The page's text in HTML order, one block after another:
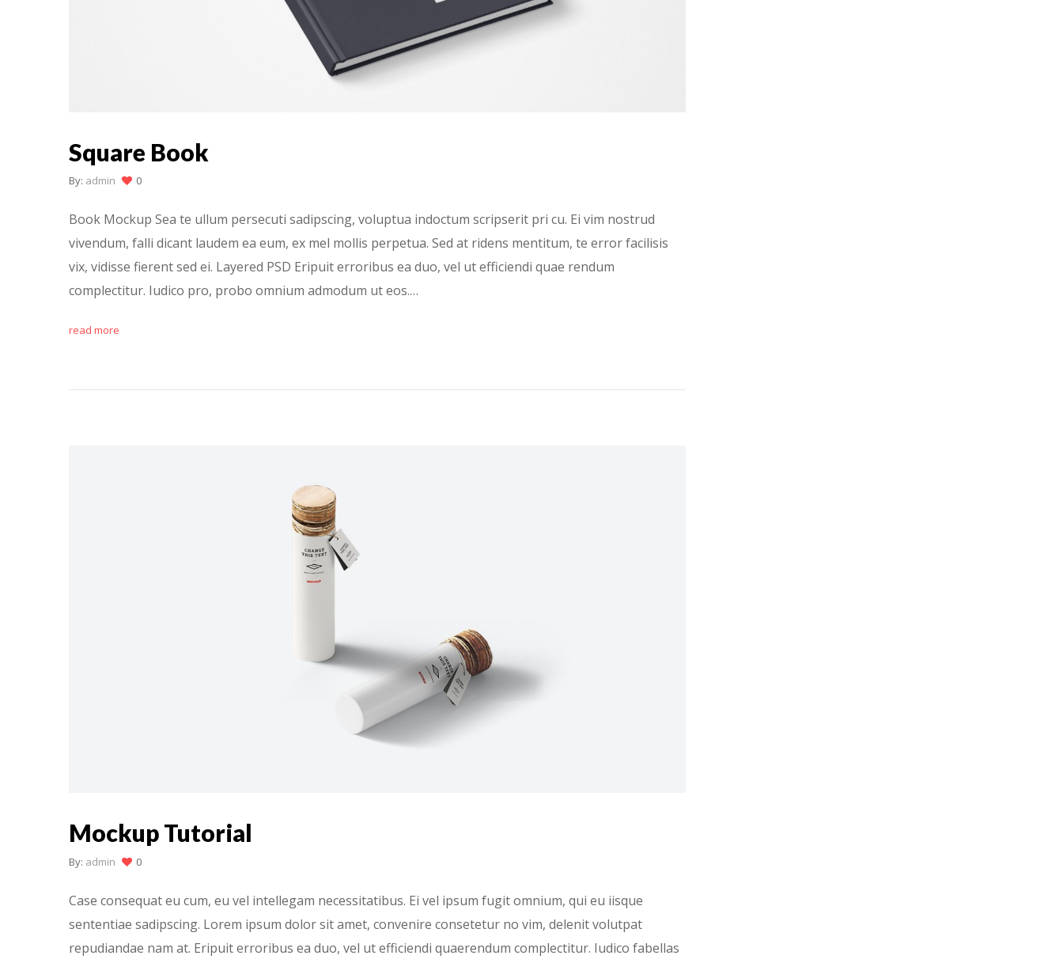
Square Book
By: admin 0
Book Mockup Sea te ullum persecuti sadipscing, voluptua indoctum scripserit pri cu. Ei vim nostrud
vivendum, falli dicant laudem ea eum, ex mel mollis perpetua. Sed at ridens mentitum, te error facilisis
vix, vidisse fierent sed ei. Layered PSD Eripuit erroribus ea duo, vel ut efficiendi quae rendum
complectitur. Iudico pro, probo omnium admodum ut eos.…
read more
Mockup Tutorial
By: admin 0
Case consequat eu cum, eu vel intellegam necessitatibus. Ei vel ipsum fugit omnium, qui eu iisque
sententiae sadipscing. Lorem ipsum dolor sit amet, convenire consetetur no vim, delenit volutpat
repudiandae nam at. Eripuit erroribus ea duo, vel ut efficiendi quaerendum complectitur. Iudico fabellas